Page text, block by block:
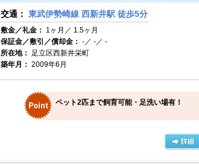
交通： 東武伊勢崎線 西新井駅 徒歩5分
敷金／礼金： 1ヶ月／ 1.5ヶ月
保証金／敷引／償却金： -／ -／ -
所在地： 足立区西新井栄町
築年月： 2009年6月
ペット2匹まで飼育可能・足洗い場有！